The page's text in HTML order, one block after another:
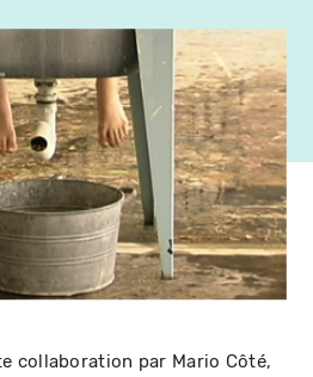
collaboration par Mario Côté,